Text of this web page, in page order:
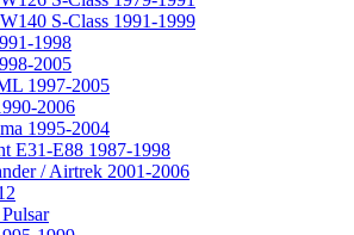
S-Class 1991-1999
1998
2005
1997-2005
2006
1995-2004
E31-E88 1987-1998
/ Airtrek 2001-2006